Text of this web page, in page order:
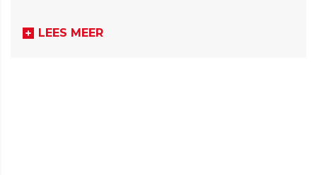
LEES MEER